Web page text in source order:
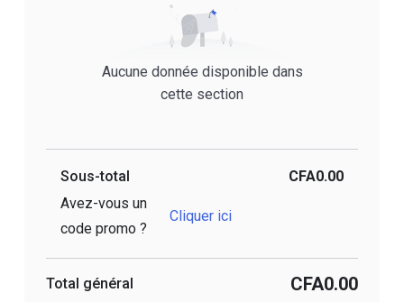
Aucune donnée disponible dans
cette section
Sous-total
CFA0.00
Avez-vous un
code promo ?
Cliquer ici
Total général CFA0.00